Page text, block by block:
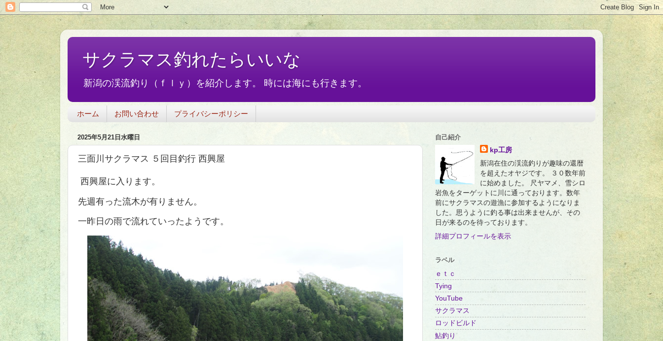
サクラマス釣れたらいいな
新潟の渓流釣り（ｆｌｙ）を紹介します。 時には海にも行きます。
ホーム お問い合わせ プライバシーポリシー
2025年5月21日水曜日
三面川サクラマス ５回目釣行 西興屋
西興屋に入ります。
先週有った流木が有りません。
一昨日の雨で流れていったようです。
自己紹介
kp工房
新潟在住の渓流釣りが趣味の還暦
を超えたオヤジです。 ３０数年前
に始めました。 尺ヤマメ、雪シロ
岩魚をターゲットに川に通っております。数年
前にサクラマスの遊漁に参加するようになりま
した。思うように釣る事は出来ませんが、その
日が来るのを待っております。
詳細プロフィールを表示
ラベル
ｅｔｃ
Tying
YouTube
サクラマス
ロッドビルド
鮎釣り